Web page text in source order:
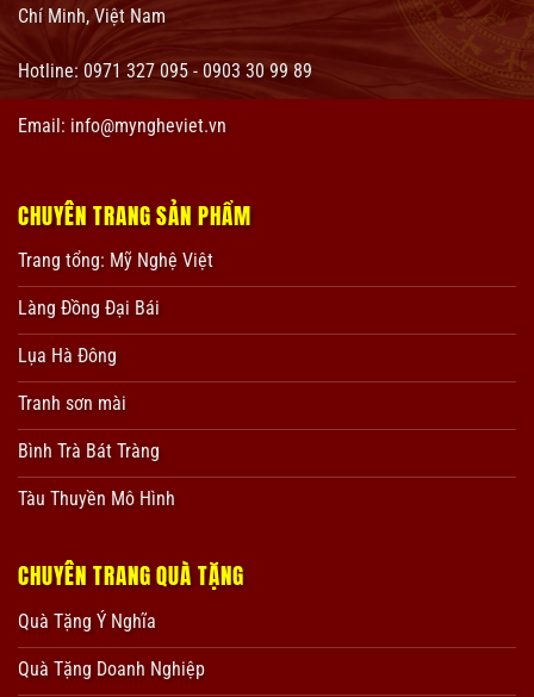
Chí Minh, Việt Nam
Hotline: 0971 327 095 - 0903 30 99 89
Email: info@myngheviet.vn
CHUYÊN TRANG SẢN PHẨM
Trang tổng: Mỹ Nghệ Việt
Làng Đồng Đại Bái
Lụa Hà Đông
Tranh sơn mài
Bình Trà Bát Tràng
Tàu Thuyền Mô Hình
CHUYÊN TRANG QUÀ TẶNG
Quà Tặng Ý Nghĩa
Quà Tặng Doanh Nghiệp